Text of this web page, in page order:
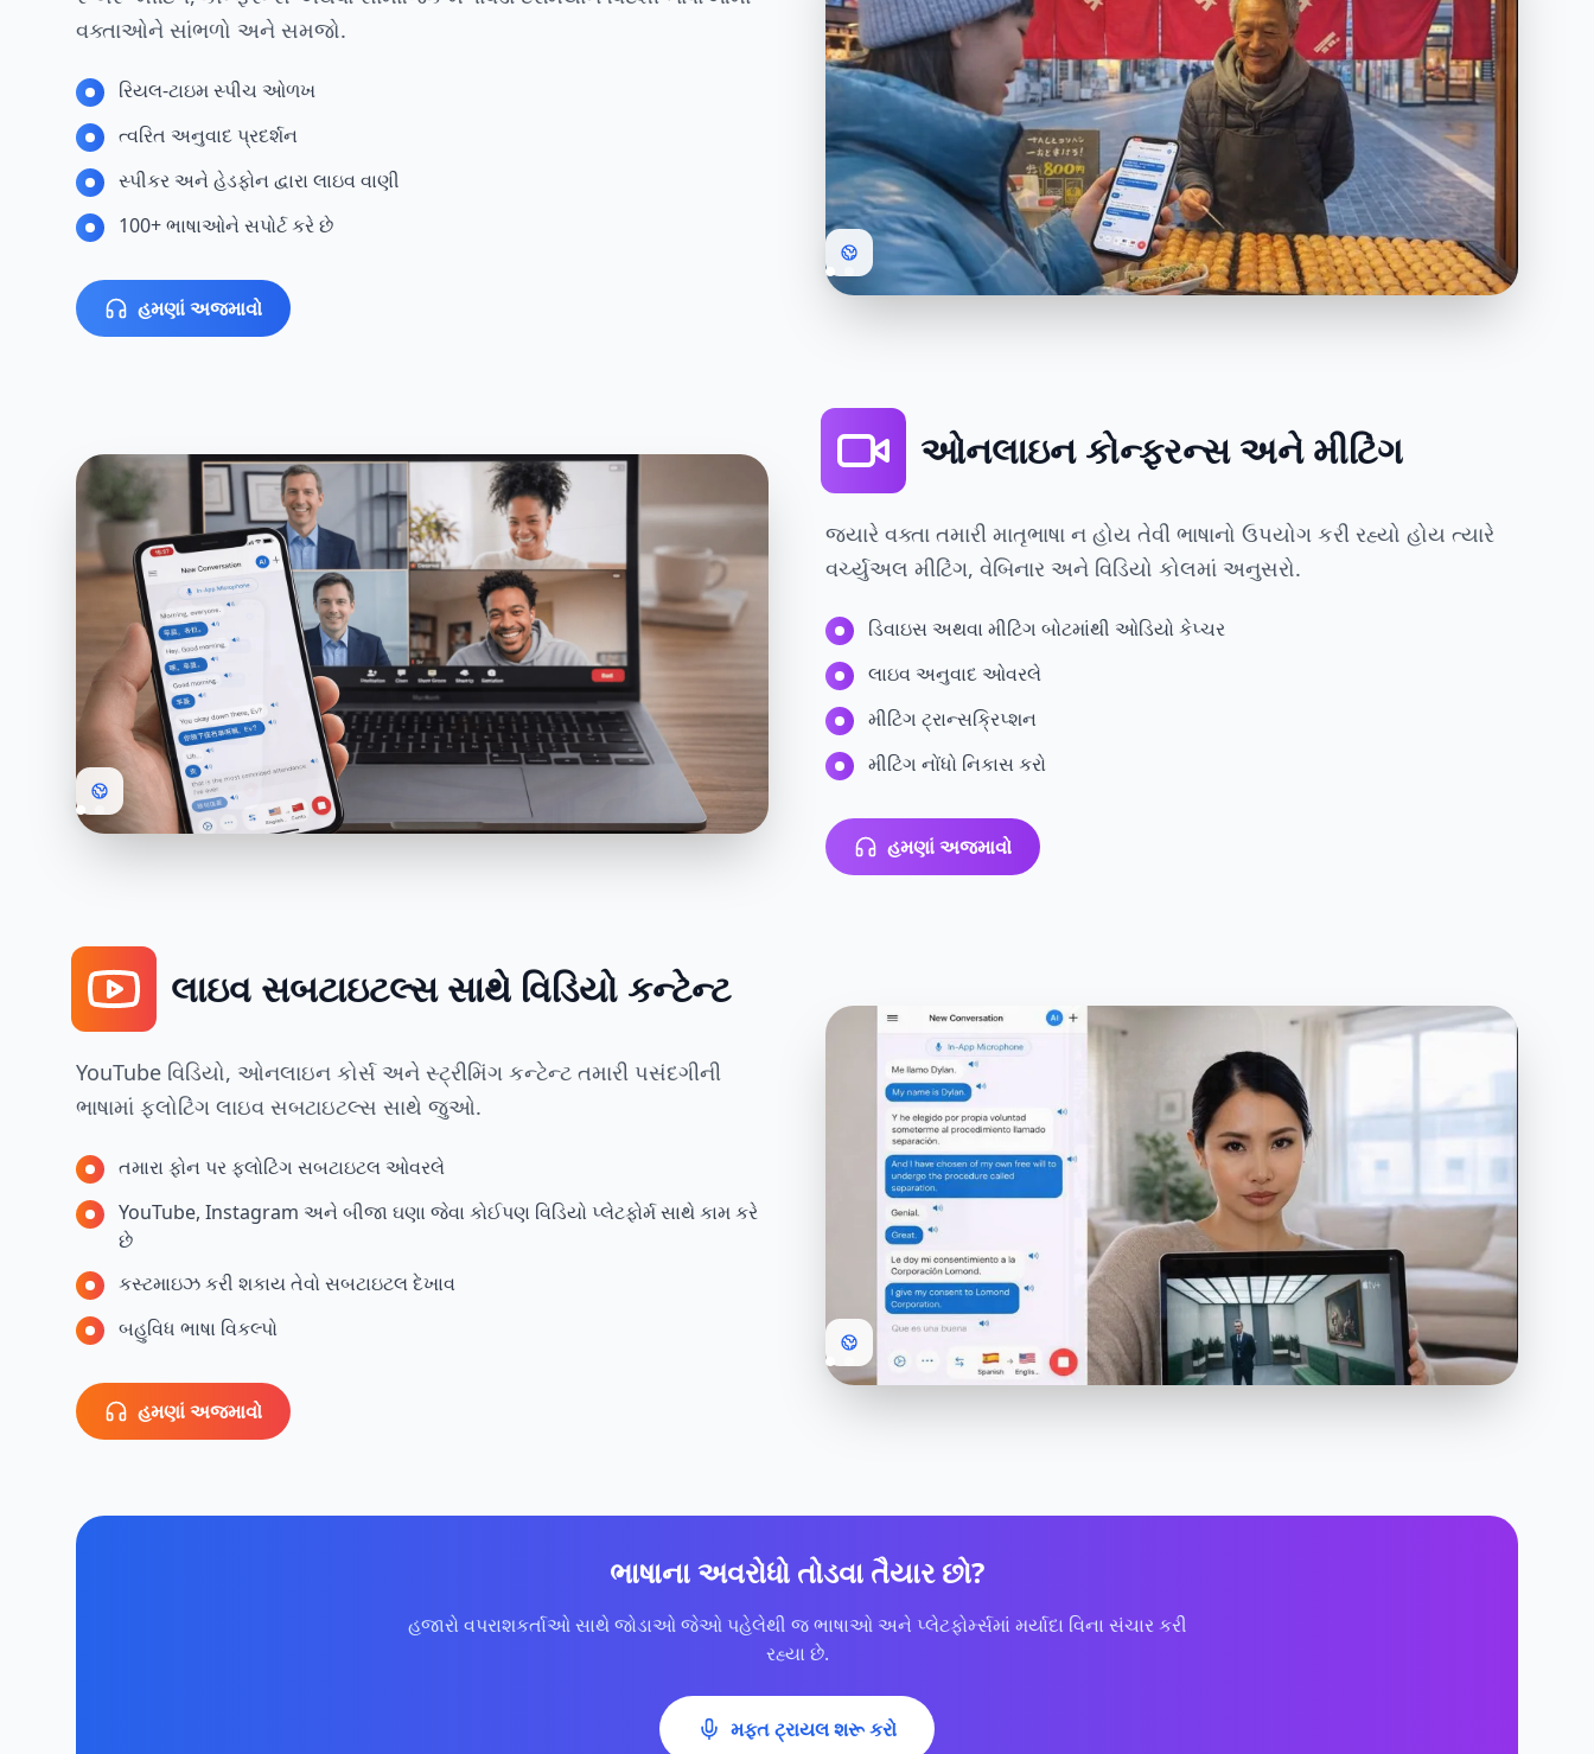
વક્તાઓને સાંભળો અને સમજો.
રિયલ-ટાઇમ સ્પીચ ઓળખ
ત્વરિત અનુવાદ પ્રદર્શન
સ્પીકર અને હેડફોન દ્વારા લાઇવ વાણી
100+ ભાષાઓને સપોર્ટ કરે છે
હમણાં અજમાવો
ઓનલાઇન કોન્ફરન્સ અને મીટિંગ
જ્યારે વક્તા તમારી માતૃભાષા ન હોય તેવી ભાષાનો ઉપયોગ કરી રહ્યો હોય ત્યારે
વર્ચ્યુઅલ મીટિંગ, વેબિનાર અને વિડિયો કોલમાં અનુસરો.
ડિવાઇસ અથવા મીટિંગ બોટમાંથી ઓડિયો કેપ્ચર
લાઇવ અનુવાદ ઓવરલે
મીટિંગ ટ્રાન્સક્રિપ્શન
મીટિંગ નોંધો નિકાસ કરો
હમણાં અજમાવો
લાઇવ સબટાઇટલ્સ સાથે વિડિયો કન્ટેન્ટ
YouTube વિડિયો, ઓનલાઇન કોર્સ અને સ્ટ્રીમિંગ કન્ટેન્ટ તમારી પસંદગીની
ભાષામાં ફ્લોટિંગ લાઇવ સબટાઇટલ્સ સાથે જુઓ.
તમારા ફોન પર ફ્લોટિંગ સબટાઇટલ ઓવરલે
YouTube, Instagram અને બીજા ઘણા જેવા કોઈપણ વિડિયો પ્લેટફોર્મ સાથે કામ કરે
છે
કસ્ટમાઇઝ કરી શકાય તેવો સબટાઇટલ દેખાવ
બહુવિધ ભાષા વિકલ્પો
હમણાં અજમાવો
ભાષાના અવરોધો તોડવા તૈયાર છો?
હજારો વપરાશકર્તાઓ સાથે જોડાઓ જેઓ પહેલેથી જ ભાષાઓ અને પ્લેટફોર્મ્સમાં મર્યાદા વિના સંચાર કરી
રહ્યા છે.
મફત ટ્રાયલ શરૂ કરો